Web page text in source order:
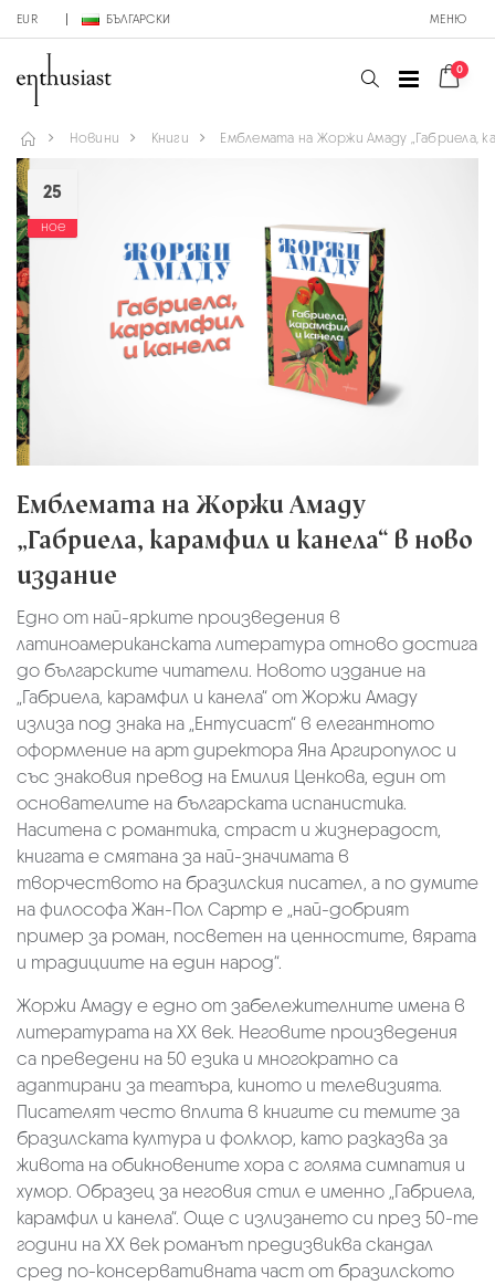
EUR БЪЛГАРСКИ МЕНЮ
0
Новини Книги Емблемата на Жоржи Амаду „Габриела,
25
ное
Емблемата на Жоржи Амаду
„Габриела, карамфил и канела“ в ново
издание
Едно от най-ярките произведения в
латиноамериканската литература отново достига
до българските читатели. Новото издание на
„Габриела, карамфил и канела“ от Жоржи Амаду
излиза под знака на „Ентусиаст“ в елегантното
оформление на арт директора Яна Аргиропулос и
със знаковия превод на Емилия Ценкова, един от
основателите на българската испанистика.
Наситена с романтика, страст и жизнерадост,
книгата е смятана за най-значимата в
творчеството на бразилския писател, а по думите
на философа Жан-Пол Сартр е „най-добрият
пример за роман, посветен на ценностите, вярата
и традициите на един народ“.
Жоржи Амаду е едно от забележителните имена в
литературата на XX век. Неговите произведения
са преведени на 50 езика и многократно са
адаптирани за театъра, киното и телевизията.
Писателят често вплита в книгите си темите за
бразилската култура и фолклор, като разказва за
живота на обикновените хора с голяма симпатия и
хумор. Образец за неговия стил е именно „Габриела,
карамфил и канела“. Още с излизането си през 50-те
години на XX век романът предизвиква скандал
сред по-консервативната част от бразилското